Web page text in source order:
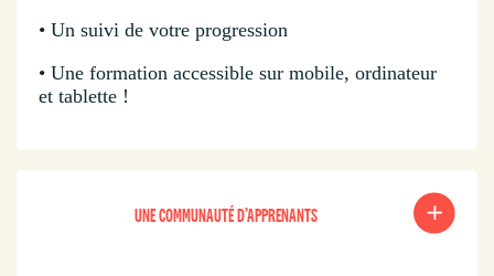
• Un suivi de votre progression
• Une formation accessible sur mobile, ordinateur
et tablette !
UNE COMMUNAUTÉ D’APPRENANTS